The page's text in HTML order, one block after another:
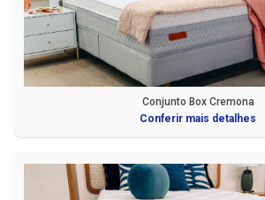
Conjunto Box Cremona
Conferir mais detalhes